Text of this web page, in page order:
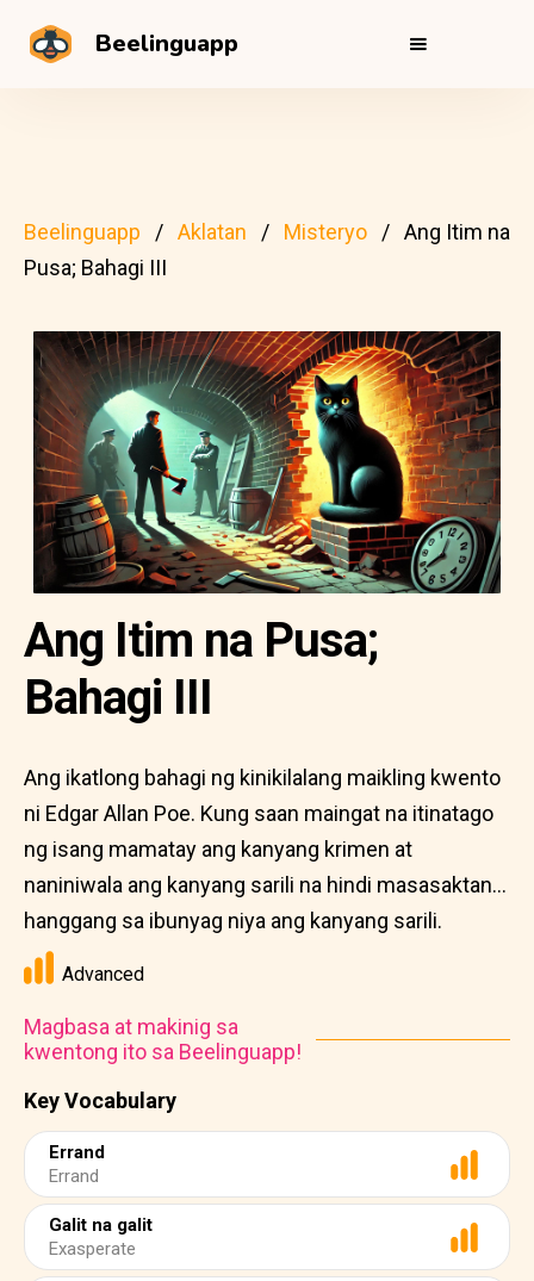
Beelinguapp
Beelinguapp Aklatan Misteryo
Ang Itim na
Pusa; Bahagi III
Key Vocabulary
Errand
Errand
Galit na galit
Exasperate
Ang Itim na Pusa;
Bahagi III
Ang ikatlong bahagi ng kinikilalang maikling kwento
ni Edgar Allan Poe. Kung saan maingat na itinatago
ng isang mamatay ang kanyang krimen at
naniniwala ang kanyang sarili na hindi masasaktan...
hanggang sa ibunyag niya ang kanyang sarili.
Advanced
Magbasa at makinig sa
kwentong ito sa Beelinguapp!